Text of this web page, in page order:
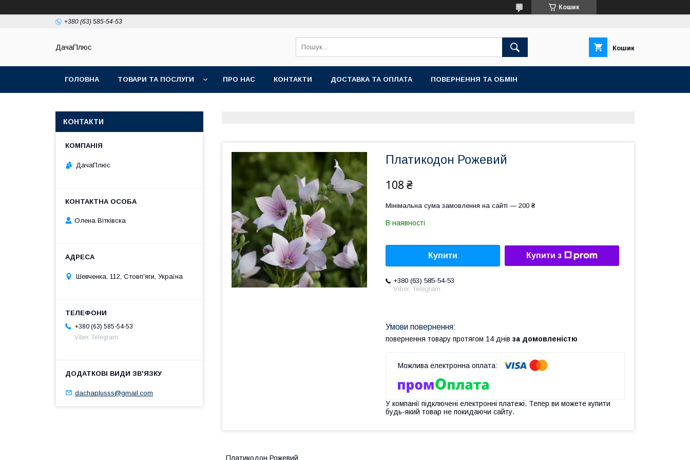
Кошик
+380 (63) 585-54-53
ДачаПлюс Кошик
ГОЛОВНА ТОВАРИ ТА ПОСЛУГИ ПРО НАС КОНТАКТИ ДОСТАВКА ТА ОПЛАТА ПОВЕРНЕННЯ ТА ОБМІН
Платикодон Рожевий
108 ₴
Мінімальна сума замовлення на сайті — 200 ₴
В наявності
Купити Купити з
+380 (63) 585-54-53
Viber, Telegram
повернення товару протягом 14 днів за домовленістю
У компанії підключені електронні платежі. Тепер ви можете купити
будь-який товар не покидаючи сайту.
Платикодон Рожевий
КОНТАКТИ
ДачаПлюс
Олена Вітківска
Шевченка, 112, Стовп'яги, Україна
+380 (63) 585-54-53
Viber, Telegram
dachaplusss@gmail.com